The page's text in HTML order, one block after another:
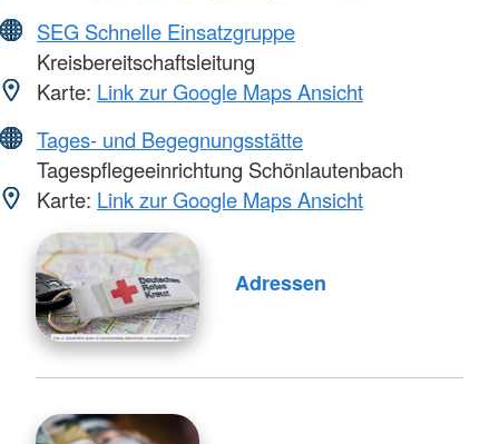
SEG Schnelle Einsatzgruppe
Kreisbereitschaftsleitung
Karte: Link zur Google Maps Ansicht
Tages- und Begegnungsstätte
Tagespflegeeinrichtung Schönlautenbach
Karte: Link zur Google Maps Ansicht
Adressen